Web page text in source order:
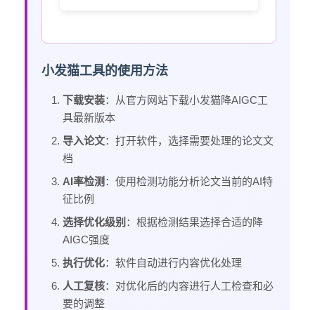
小发猫工具的使用方法
下载安装：从官方网站下载小发猫降AIGC工
具最新版本
导入论文：打开软件，选择需要处理的论文文
档
AI率检测 ：使用检测功能分析论文当前的AI特
征比例
选择优化级别 ：根据检测结果选择合适的降
AIGC强度
执行优化：软件自动进行内容优化处理
人工复核：对优化后的内容进行人工检查和必
要的调整